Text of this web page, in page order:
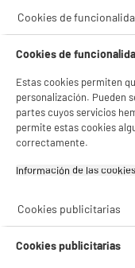
Hasta
Cambio por
Características
Tipo de producto
Cookies de
Cookies de
Estas cookies permiten
personalización. Pueden
partes cuyos servicios
permite estas cookies
correctamente.
Información de las cookies‎
Cookies publicitarias
Cookies publicitarias